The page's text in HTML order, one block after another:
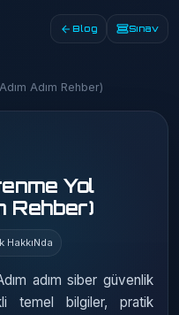
Blog Sınav
Adım Rehber)
Yol
Rehber)
HakkıNda
adım siber güvenlik
temel bilgiler, pratik